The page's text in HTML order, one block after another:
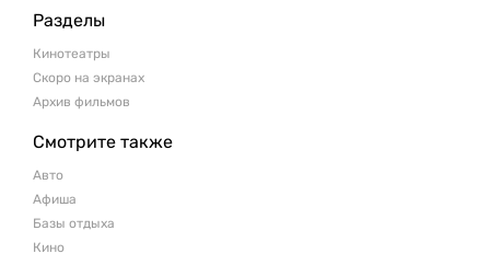
Разделы
Кинотеатры
Скоро на экранах
Архив фильмов
Смотрите также
Авто
Афиша
Базы отдыха
Кино